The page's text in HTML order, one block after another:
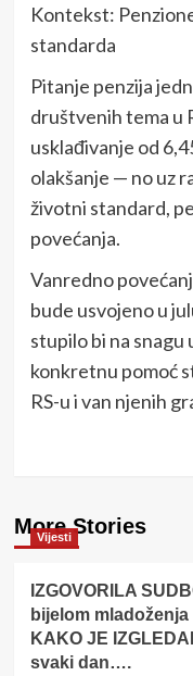
Kontekst:
standarda
Pitanje penzija
društvenih tema u
usklađivanje od
olakšanje — no uz
životni standard,
povećanja.
Vanredno
bude usvojeno u
stupilo bi na
konkretnu pomoć
RS-u i van njenih
More Stories
Vijesti
IZGOVORILA
bijelom
KAKO JE
svaki dan….